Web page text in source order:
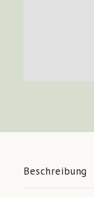
Beschreibung